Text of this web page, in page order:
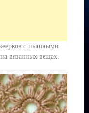
с пышными
вязанных вещах.